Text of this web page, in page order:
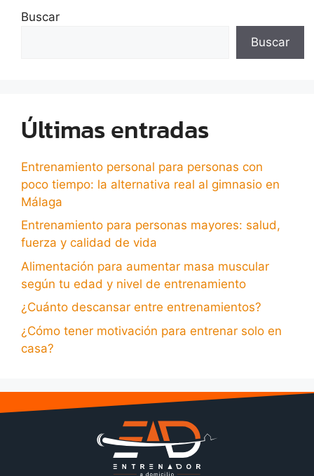
Buscar
Buscar
Últimas entradas
Entrenamiento personal para personas con
poco tiempo: la alternativa real al gimnasio en
Málaga
Entrenamiento para personas mayores: salud,
fuerza y calidad de vida
Alimentación para aumentar masa muscular
según tu edad y nivel de entrenamiento
¿Cuánto descansar entre entrenamientos?
¿Cómo tener motivación para entrenar solo en
casa?